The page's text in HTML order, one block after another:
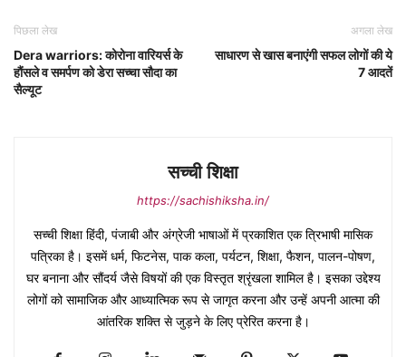
पिछला लेख
Dera warriors: कोरोना वारियर्स के
हौंसले व समर्पण को डेरा सच्चा सौदा का
सैल्यूट
अगला लेख
साधारण से खास बनाएंगी सफल लोगों की ये
7 आदतें
सच्ची शिक्षा
https://sachishiksha.in/
सच्ची शिक्षा हिंदी, पंजाबी और अंग्रेजी भाषाओं में प्रकाशित एक त्रिभाषी मासिक
पत्रिका है। इसमें धर्म, फिटनेस, पाक कला, पर्यटन, शिक्षा, फैशन, पालन-पोषण,
घर बनाना और सौंदर्य जैसे विषयों की एक विस्तृत श्रृंखला शामिल है। इसका उद्देश्य
लोगों को सामाजिक और आध्यात्मिक रूप से जागृत करना और उन्हें अपनी आत्मा की
आंतरिक शक्ति से जुड़ने के लिए प्रेरित करना है।